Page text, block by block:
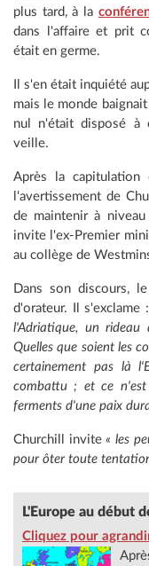
plus tard, à la
dans l'affaire et prit
était en germe.
Il s'en était inquiété
mais le monde
nul n'était disposé à
veille.
Après la capitulation
l'avertissement de
de maintenir à
invite l'ex-Premier
au collège de
Dans son discours,
d'orateur. Il s'exclame :
l'Adriatique, un
Quelles que soient les
certainement pas là
combattu ; et ce
ferments d'une paix
Churchill invite« les
pour ôter toute
L'Europe au début
Cliquez pour